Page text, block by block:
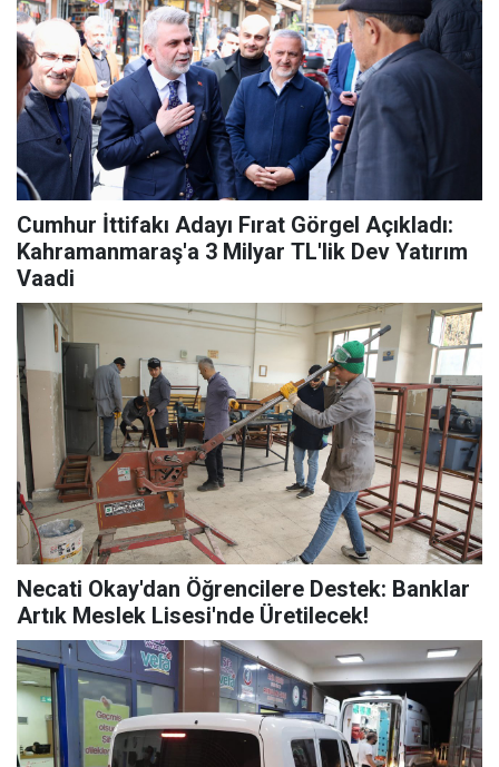
Cumhur İttifakı Adayı Fırat Görgel Açıkladı:
Kahramanmaraş'a 3 Milyar TL'lik Dev Yatırım
Vaadi
Necati Okay'dan Öğrencilere Destek: Banklar
Artık Meslek Lisesi'nde Üretilecek!